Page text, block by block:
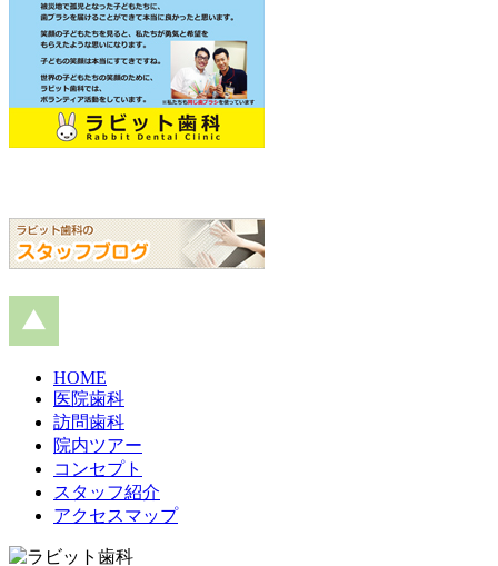
HOME
医院歯科
訪問歯科
院内ツアー
コンセプト
スタッフ紹介
アクセスマップ